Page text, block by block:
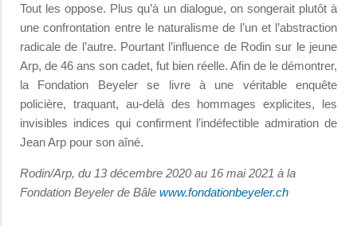
Tout les oppose. Plus qu’à un dialogue, on songerait plutôt à
une confrontation entre le naturalisme de l’un et l’abstraction
radicale de l’autre. Pourtant l’influence de Rodin sur le jeune
Arp, de 46 ans son cadet, fut bien réelle. Afin de le démontrer,
la Fondation Beyeler se livre à une véritable enquête
policière, traquant, au-delà des hommages explicites, les
invisibles indices qui confirment l’indéfectible admiration de
Jean Arp pour son aîné.
Rodin/Arp, du 13 décembre 2020 au 16 mai 2021 à la
Fondation Beyeler de Bâle www.fondationbeyeler.ch